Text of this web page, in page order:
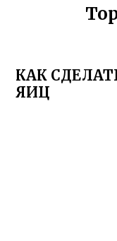
КАК
ЯИЦ